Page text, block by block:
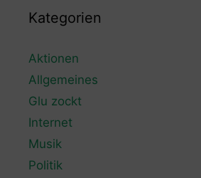
Kategorien
Aktionen
Allgemeines
Glu zockt
Internet
Musik
Politik